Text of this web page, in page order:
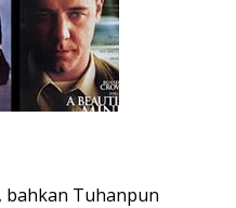
bahkan Tuhanpun